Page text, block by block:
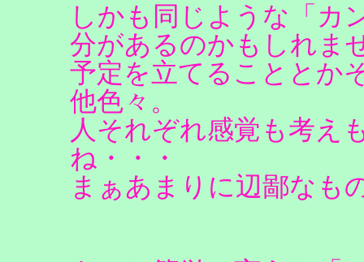
しかも同じような「カ
分があるのかもしれま
予定を立てることとか
他色々。
人それぞれ感覚も考え
ね・・・
まぁあまりに辺鄙なも